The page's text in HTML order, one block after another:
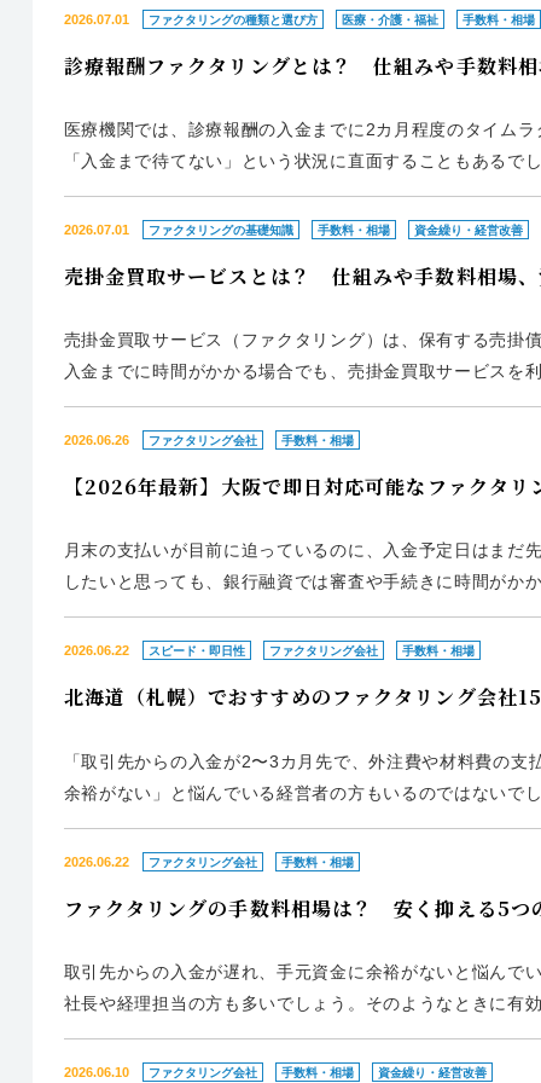
入金日前に現金化す...
2026.07.01 ファクタリングの種類と選び方 医療・介護・福祉 手数料・相場
診療報酬ファクタリングとは？ 仕組みや手数料
医療機関では、診療報酬の入金までに2カ月程度のタイム
「入金まで待てない」という状況に直面することもある
療報酬ファクタリング」です。診療報酬ファクタリングを
定した資金繰りを...
2026.07.01 ファクタリングの基礎知識 手数料・相場 資金繰り・経営改善
売掛金買取サービスとは？ 仕組みや手数料相場
売掛金買取サービス（ファクタリング）は、保有する売掛
入金までに時間がかかる場合でも、売掛金買取サービス
ちます。ただし、手数料が発生するため継続利用すると資
する可能性がある点...
2026.06.26 ファクタリング会社 手数料・相場
【2026年最新】大阪で即日対応可能なファクタ
月末の支払いが目前に迫っているのに、入金予定日はま
したいと思っても、銀行融資では審査や手続きに時間が
あるでしょう。 そこで注目されているのが、売掛金を早
のため、借入とは異な...
2026.06.22 スピード・即日性 ファクタリング会社 手数料・相場
北海道（札幌）でおすすめのファクタリング会
「取引先からの入金が2〜3カ月先で、外注費や材料費の
余裕がない」と悩んでいる経営者の方もいるのではないで
入金と支払のタイミングがずれやすい傾向があります。
ング」です。近年は...
2026.06.22 ファクタリング会社 手数料・相場
ファクタリングの手数料相場は？ 安く抑える5つ
取引先からの入金が遅れ、手元資金に余裕がないと悩んで
社長や経理担当の方も多いでしょう。そのようなときに有
して資金化する方法です。未回収リスクを負う対価として
とも多いです。 た...
2026.06.10 ファクタリング会社 手数料・相場 資金繰り・経営改善